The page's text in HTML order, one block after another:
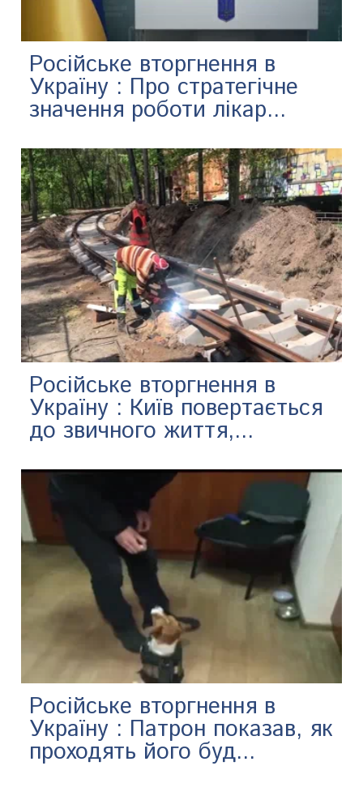
Російське вторгнення в
Україну : Про стратегічне
значення роботи лікар...
Російське вторгнення в
Україну : Київ повертається
до звичного життя,...
Російське вторгнення в
Україну : Патрон показав, як
проходять його буд...